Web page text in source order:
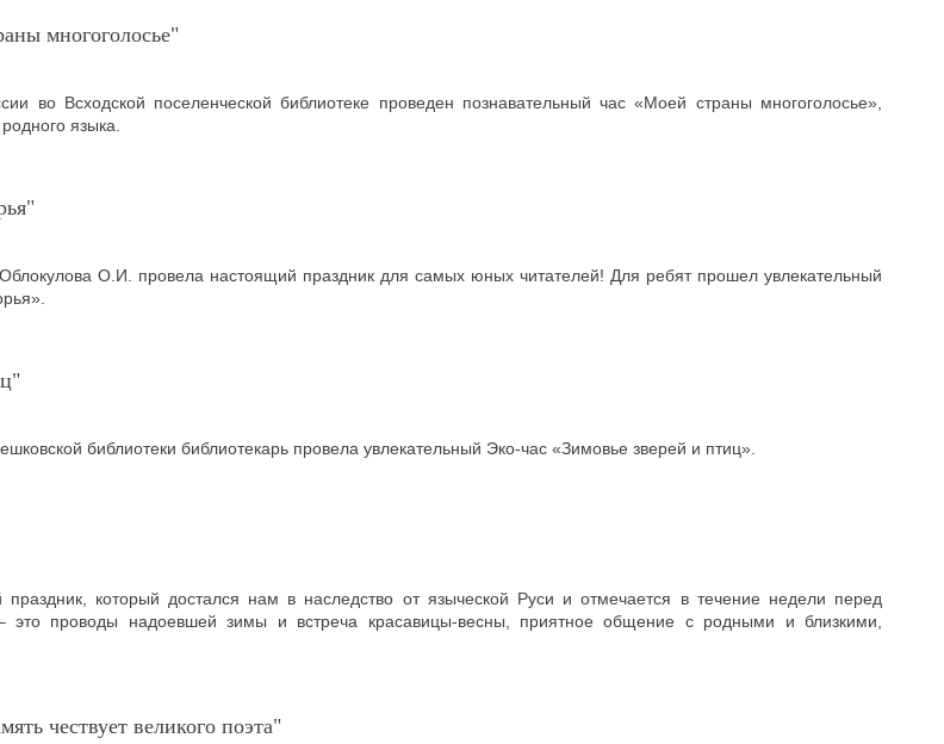
многоголосье"
во Всходской поселенческой библиотеке проведен познавательный час «Моей страны многоголосье»,
языка.
О.И. провела настоящий праздник для самых юных читателей! Для ребят прошел увлекательный
библиотеки библиотекарь провела увлекательный Эко-час «Зимовье зверей и птиц».
который достался нам в наследство от языческой Руси и отмечается в течение недели перед
проводы надоевшей зимы и встреча красавицы-весны, приятное общение с родными и близкими,
чествует великого поэта"